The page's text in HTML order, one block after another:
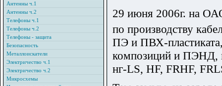
Антенны ч.1
Антенны ч.2
Телефоны ч.1
Телефоны ч.2
Телефоны - защита
Безопасность
Металлоискатели
Электричество ч.1
Электричество ч.2
Микросхемы
29 июня 2006г. на
по производству
ПЭ и ПВХ-
композиций и ПЭНД,
нг-LS, HF, FRHF,